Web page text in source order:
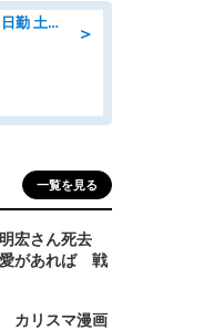
＞
事務/PC・データ入力/営業事務 日勤 土日休み 残業少なめ 車通勤OK 総合事務
一覧を見る
宏さん死去
愛があれば 戦
カリスマ漫画